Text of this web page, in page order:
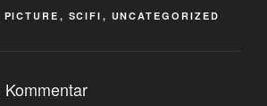
PICTURE , SCIFI , UNCATEGORIZED